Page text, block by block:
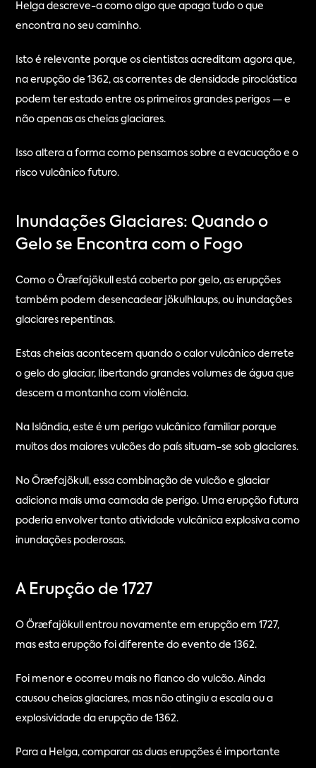
Helga descreve-a como algo que apaga tudo o que
encontra no seu caminho.
Isto é relevante porque os cientistas acreditam agora que,
na erupção de 1362, as correntes de densidade piroclástica
podem ter estado entre os primeiros grandes perigos — e
não apenas as cheias glaciares.
Isso altera a forma como pensamos sobre a evacuação e o
risco vulcânico futuro.
Inundações Glaciares: Quando o
Gelo se Encontra com o Fogo
Como o Öræfajökull está coberto por gelo, as erupções
também podem desencadear jökulhlaups, ou inundações
glaciares repentinas.
Estas cheias acontecem quando o calor vulcânico derrete
o gelo do glaciar, libertando grandes volumes de água que
descem a montanha com violência.
Na Islândia, este é um perigo vulcânico familiar porque
muitos dos maiores vulcões do país situam-se sob glaciares.
No Öræfajökull, essa combinação de vulcão e glaciar
adiciona mais uma camada de perigo. Uma erupção futura
poderia envolver tanto atividade vulcânica explosiva como
inundações poderosas.
A Erupção de 1727
O Öræfajökull entrou novamente em erupção em 1727,
mas esta erupção foi diferente do evento de 1362.
Foi menor e ocorreu mais no flanco do vulcão. Ainda
causou cheias glaciares, mas não atingiu a escala ou a
explosividade da erupção de 1362.
Para a Helga, comparar as duas erupções é importante